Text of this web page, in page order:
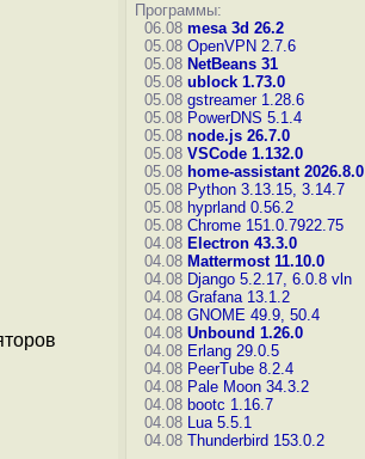
Программы:
06.08 mesa 3d 26.2
05.08 OpenVPN 2.7.6
05.08 NetBeans 31
05.08 ublock 1.73.0
05.08 gstreamer 1.28.6
05.08 PowerDNS 5.1.4
05.08 node.js 26.7.0
05.08 VSCode 1.132.0
05.08 home-assistant 2026.8.0
05.08 Python 3.13.15, 3.14.7
05.08 hyprland 0.56.2
05.08 Chrome 151.0.7922.75
04.08 Electron 43.3.0
04.08 Mattermost 11.10.0
04.08 Django 5.2.17, 6.0.8 vln
04.08 Grafana 13.1.2
04.08 GNOME 49.9, 50.4
04.08 Unbound 1.26.0
04.08 Erlang 29.0.5
04.08 PeerTube 8.2.4
04.08 Pale Moon 34.3.2
04.08 bootc 1.16.7
04.08 Lua 5.5.1
04.08 Thunderbird 153.0.2